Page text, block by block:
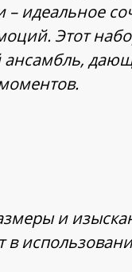
идеальное
Этот
ансамбль,
и